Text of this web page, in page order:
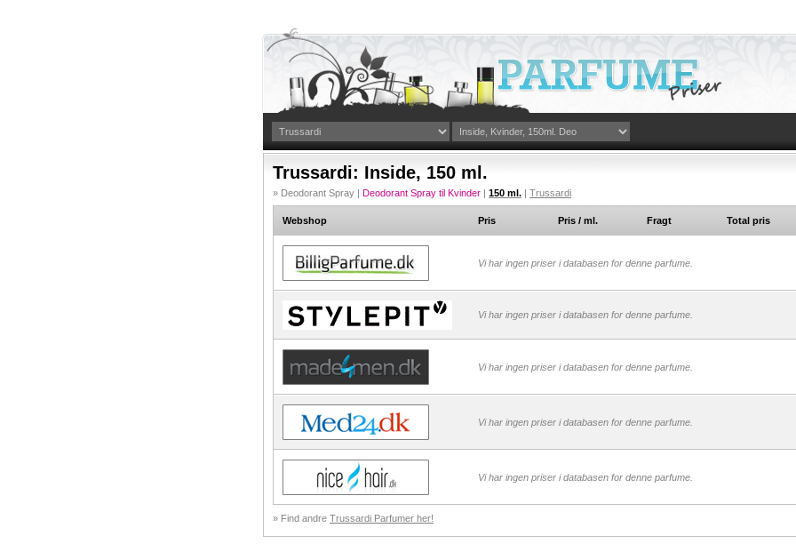
Trussardi: Inside, 150 ml.
» Deodorant Spray | Deodorant Spray til Kvinder | 150 ml. | Trussardi
Webshop Pris Pris / ml. Fragt Total pris
Vi har ingen priser i databasen for denne parfume.
Vi har ingen priser i databasen for denne parfume.
Vi har ingen priser i databasen for denne parfume.
Vi har ingen priser i databasen for denne parfume.
Vi har ingen priser i databasen for denne parfume.
» Find andre Trussardi Parfumer her!